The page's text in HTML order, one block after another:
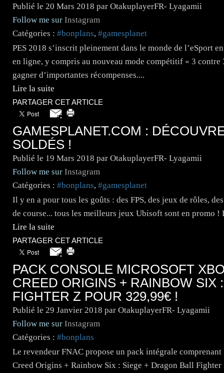
Publié le 20 Mars 2018 par OtakuplayerFR- Lyagamii
Follow me sur Instagram
Catégories : #bonplans, #gamesplanet
PES 2018 s’inscrit pleinement dans le monde de l’eSport
en ligne, y compris au nouveau mode compétitif « 3
gagner d’importantes récompenses....
Lire la suite
PARTAGER CET ARTICLE
GAMESPLANET.COM :
SOLDÉS !
Publié le 19 Mars 2018 par OtakuplayerFR- Lyagamii
Follow me sur Instagram
Catégories : #bonplans, #gamesplanet
Il y en a pour tous les goûts : des FPS, des jeux de rôles,
de course... tous les meilleurs jeux Ubisoft sont en promo
Lire la suite
PARTAGER CET ARTICLE
PACK CONSOLE MICROSOFT
CREED ORIGINS + RAINBOW SIX
FIGHTER Z POUR 329,99€ !
Publié le 29 Janvier 2018 par OtakuplayerFR- Lyagamii
Follow me sur Instagram
Catégories : #bonplans
Le revendeur FNAC propose un pack intégrale
Creed Origins + Rainbow Six : Siege + Dragon Ball